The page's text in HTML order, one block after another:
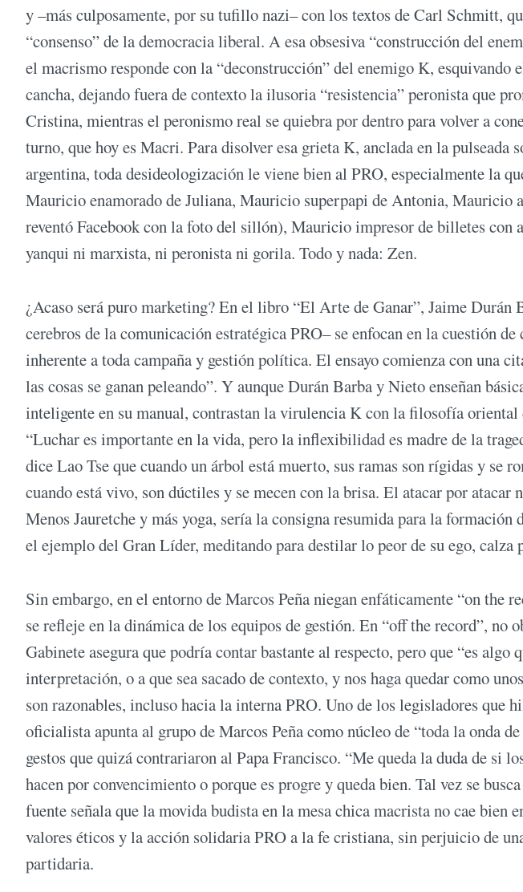
y –más culposamente, por su tufillo nazi– con los textos de Carl Schmitt,
“consenso” de la democracia liberal. A esa obsesiva “construcción del
el macrismo responde con la “deconstrucción” del enemigo K,
cancha, dejando fuera de contexto la ilusoria “resistencia” peronista que
Cristina, mientras el peronismo real se quiebra por dentro para volver a
turno, que hoy es Macri. Para disolver esa grieta K, anclada en la pulseada
argentina, toda desideologización le viene bien al PRO, especialmente la
Mauricio enamorado de Juliana, Mauricio superpapi de Antonia, Mauricio
reventó Facebook con la foto del sillón), Mauricio impresor de billetes
yanqui ni marxista, ni peronista ni gorila. Todo y nada: Zen.
¿Acaso será puro marketing? En el libro “El Arte de Ganar”, Jaime Durán
cerebros de la comunicación estratégica PRO– se enfocan en la cuestión
inherente a toda campaña y gestión política. El ensayo comienza con una
las cosas se ganan peleando”. Y aunque Durán Barba y Nieto enseñan
inteligente en su manual, contrastan la virulencia K con la filosofía oriental
“Luchar es importante en la vida, pero la inflexibilidad es madre de la
dice Lao Tse que cuando un árbol está muerto, sus ramas son rígidas y se
cuando está vivo, son dúctiles y se mecen con la brisa. El atacar por atacar
Menos Jauretche y más yoga, sería la consigna resumida para la
el ejemplo del Gran Líder, meditando para destilar lo peor de su ego, calza
Sin embargo, en el entorno de Marcos Peña niegan enfáticamente “on the
se refleje en la dinámica de los equipos de gestión. En “off the record”, no
Gabinete asegura que podría contar bastante al respecto, pero que “es algo
interpretación, o a que sea sacado de contexto, y nos haga quedar como
son razonables, incluso hacia la interna PRO. Uno de los legisladores que
oficialista apunta al grupo de Marcos Peña como núcleo de “toda la onda
gestos que quizá contrariaron al Papa Francisco. “Me queda la duda de si
hacen por convencimiento o porque es progre y queda bien. Tal vez se
fuente señala que la movida budista en la mesa chica macrista no cae bien
valores éticos y la acción solidaria PRO a la fe cristiana, sin perjuicio de
partidaria.